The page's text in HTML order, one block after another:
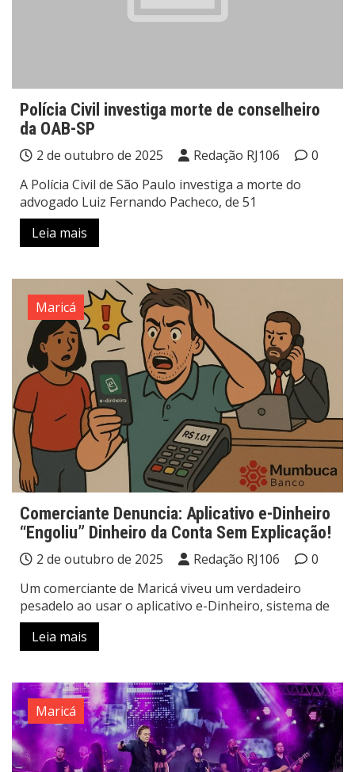
Polícia Civil investiga morte de conselheiro
da OAB-SP
2 de outubro de 2025 Redação RJ106
0
A Polícia Civil de São Paulo investiga a morte do
advogado Luiz Fernando Pacheco, de 51
Leia mais
Maricá
Comerciante Denuncia: Aplicativo e-Dinheiro
“Engoliu” Dinheiro da Conta Sem Explicação!
2 de outubro de 2025 Redação RJ106
0
Um comerciante de Maricá viveu um verdadeiro
pesadelo ao usar o aplicativo e-Dinheiro, sistema de
Leia mais
Maricá